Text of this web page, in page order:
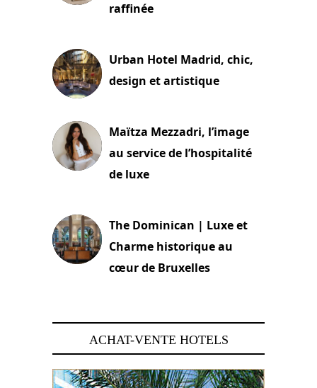
raffinée
Urban Hotel Madrid, chic,
design et artistique
Maïtza Mezzadri, l’image
au service de l’hospitalité
de luxe
The Dominican | Luxe et
Charme historique au
cœur de Bruxelles
ACHAT-VENTE HOTELS